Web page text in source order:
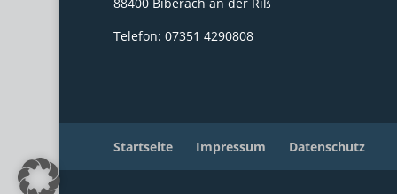
Telefon: 07351 4290808
Startseite Impressum Datenschutz